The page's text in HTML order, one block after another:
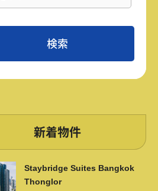
新着物件
Staybridge Suites Bangkok
Thonglor